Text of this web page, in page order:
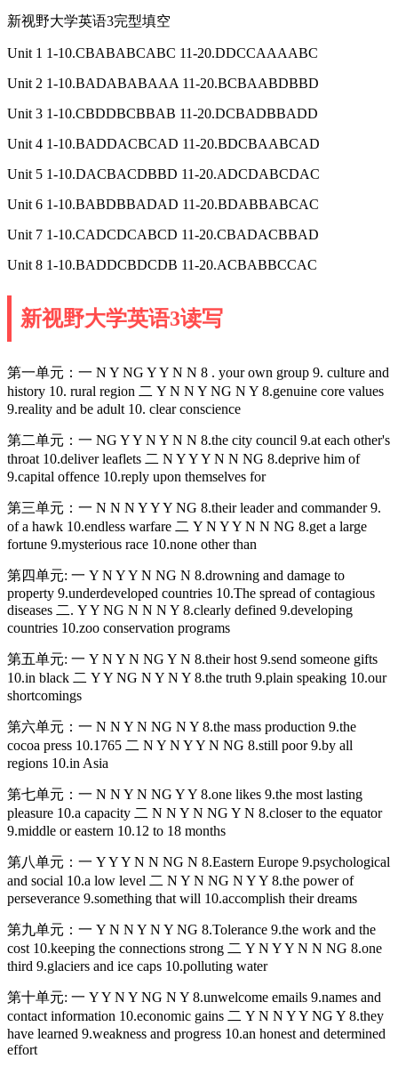
新视野大学英语3完型填空
Unit 1 1-10.CBABABCABC 11-20.DDCCAAAABC
Unit 2 1-10.BADABABAAA 11-20.BCBAABDBBD
Unit 3 1-10.CBDDBCBBAB 11-20.DCBADBBADD
Unit 4 1-10.BADDACBCAD 11-20.BDCBAABCAD
Unit 5 1-10.DACBACDBBD 11-20.ADCDABCDAC
Unit 6 1-10.BABDBBADAD 11-20.BDABBABCAC
Unit 7 1-10.CADCDCABCD 11-20.CBADACBBAD
Unit 8 1-10.BADDCBDCDB 11-20.ACBABBCCAC
新视野大学英语3读写
第一单元：一 N Y NG Y Y N N 8 . your own group 9. culture and
history 10. rural region 二 Y N N Y NG N Y 8.genuine core values
9.reality and be adult 10. clear conscience
第二单元：一 NG Y Y N Y N N 8.the city council 9.at each other's
throat 10.deliver leaflets 二 N Y Y Y N N NG 8.deprive him of
9.capital offence 10.reply upon themselves for
第三单元：一 N N N Y Y Y NG 8.their leader and commander 9.
of a hawk 10.endless warfare 二 Y N Y Y N N NG 8.get a large
fortune 9.mysterious race 10.none other than
第四单元: 一 Y N Y Y N NG N 8.drowning and damage to
property 9.underdeveloped countries 10.The spread of contagious
diseases 二. Y Y NG N N N Y 8.clearly defined 9.developing
countries 10.zoo conservation programs
第五单元: 一 Y N Y N NG Y N 8.their host 9.send someone gifts
10.in black 二 Y Y NG N Y N Y 8.the truth 9.plain speaking 10.our
shortcomings
第六单元：一 N N Y N NG N Y 8.the mass production 9.the
cocoa press 10.1765 二 N Y N Y Y N NG 8.still poor 9.by all
regions 10.in Asia
第七单元：一 N N Y N NG Y Y 8.one likes 9.the most lasting
pleasure 10.a capacity 二 N N Y N NG Y N 8.closer to the equator
9.middle or eastern 10.12 to 18 months
第八单元：一 Y Y Y N N NG N 8.Eastern Europe 9.psychological
and social 10.a low level 二 N Y N NG N Y Y 8.the power of
perseverance 9.something that will 10.accomplish their dreams
第九单元：一 Y N N Y N Y NG 8.Tolerance 9.the work and the
cost 10.keeping the connections strong 二 Y N Y Y N N NG 8.one
third 9.glaciers and ice caps 10.polluting water
第十单元: 一 Y Y N Y NG N Y 8.unwelcome emails 9.names and
contact information 10.economic gains 二 Y N N Y Y NG Y 8.they
have learned 9.weakness and progress 10.an honest and determined
effort